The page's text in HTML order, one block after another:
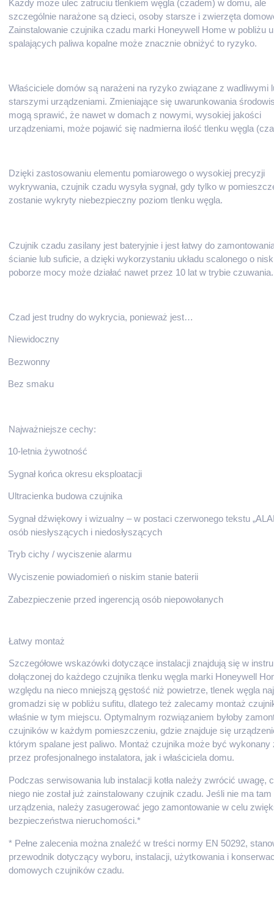
Każdy może ulec zatruciu tlenkiem węgla (czadem) w domu, ale
szczególnie narażone są dzieci, osoby starsze i zwierzęta
Zainstalowanie czujnika czadu marki Honeywell Home w pobliżu
spalających paliwa kopalne może znacznie obniżyć to ryzyko.
Właściciele domów są narażeni na ryzyko związane z wadliwymi
starszymi urządzeniami. Zmieniające się uwarunkowania
mogą sprawić, że nawet w domach z nowymi, wysokiej jakości
urządzeniami, może pojawić się nadmierna ilość tlenku węgla
Dzięki zastosowaniu elementu pomiarowego o wysokiej precyzji
wykrywania, czujnik czadu wysyła sygnał, gdy tylko w
zostanie wykryty niebezpieczny poziom tlenku węgla.
Czujnik czadu zasilany jest bateryjnie i jest łatwy do
ścianie lub suficie, a dzięki wykorzystaniu układu scalonego o
poborze mocy może działać nawet przez 10 lat w trybie czuwania.
Czad jest trudny do wykrycia, ponieważ jest…
Niewidoczny
Bezwonny
Bez smaku
Najważniejsze cechy:
10-letnia żywotność
Sygnał końca okresu eksploatacji
Ultracienka budowa czujnika
Sygnał dźwiękowy i wizualny – w postaci czerwonego tekstu
osób niesłyszących i niedosłyszących
Tryb cichy / wyciszenie alarmu
Wyciszenie powiadomień o niskim stanie baterii
Zabezpieczenie przed ingerencją osób niepowołanych
Łatwy montaż
Szczegółowe wskazówki dotyczące instalacji znajdują się w
dołączonej do każdego czujnika tlenku węgla marki Honeywell
względu na nieco mniejszą gęstość niż powietrze, tlenek węgla
gromadzi się w pobliżu sufitu, dlatego też zalecamy montaż
właśnie w tym miejscu. Optymalnym rozwiązaniem byłoby
czujników w każdym pomieszczeniu, gdzie znajduje się
którym spalane jest paliwo. Montaż czujnika może być wykonany
przez profesjonalnego instalatora, jak i właściciela domu.
Podczas serwisowania lub instalacji kotła należy zwrócić uwagę,
niego nie został już zainstalowany czujnik czadu. Jeśli nie ma tam
urządzenia, należy zasugerować jego zamontowanie w celu
bezpieczeństwa nieruchomości.*
* Pełne zalecenia można znaleźć w treści normy EN 50292,
przewodnik dotyczący wyboru, instalacji, użytkowania i
domowych czujników czadu.